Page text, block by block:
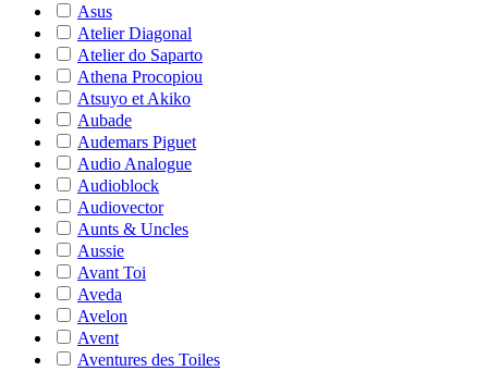
Asus
Atelier Diagonal
Atelier do Saparto
Athena Procopiou
Atsuyo et Akiko
Aubade
Audemars Piguet
Audio Analogue
Audioblock
Audiovector
Aunts & Uncles
Aussie
Avant Toi
Aveda
Avelon
Avent
Aventures des Toiles